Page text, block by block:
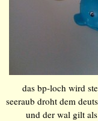
das bp-loch wird
seeraub droht dem
und der wal gilt